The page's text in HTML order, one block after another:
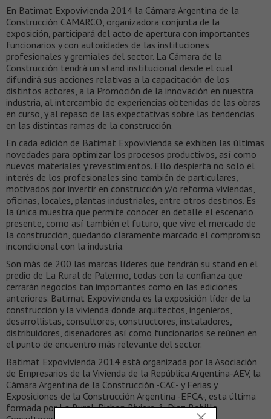
En Batimat Expovivienda 2014 la Cámara Argentina de la
Construcción CAMARCO, organizadora conjunta de la
exposición, participará del acto de apertura con importantes
funcionarios y con autoridades de las instituciones
profesionales y gremiales del sector. La Cámara de la
Construcción tendrá un stand institucional desde el cual
difundirá sus acciones relativas a la capacitación de los
distintos actores, a la Promoción de la innovación en nuestra
industria, al intercambio de experiencias obtenidas de las obras
en curso, y al repaso de las expectativas sobre las tendencias
en las distintas ramas de la construcción.
En cada edición de Batimat Expovivienda se exhiben las últimas
novedades para optimizar los procesos productivos, así como
nuevos materiales y revestimientos. Ello despierta no solo el
interés de los profesionales sino también de particulares,
motivados por invertir en construcción y/o reforma viviendas,
oficinas, locales, plantas industriales, entre otros destinos. Es
la única muestra que permite conocer en detalle el escenario
presente, como así también el futuro, que vive el mercado de
la construcción, quedando claramente marcado el compromiso
incondicional con la industria.
Son más de 200 las marcas líderes que tendrán su stand en el
predio de La Rural de Palermo, todas con la confianza que
cerrarán negocios tan importantes como en las ediciones
anteriores. Batimat Expovivienda es la exposición líder de la
construcción y la vivienda donde arquitectos, ingenieros,
desarrollistas, consultores, constructores, instaladores,
distribuidores, diseñadores así como funcionarios se reúnen en
el punto de encuentro más relevante del sector.
Batimat Expovivienda 2014 está organizada por la Asociación
de Empresarios de la Vivienda de la República Argentina-AEV, la
Cámara Argentina de la Construcción -CAC- y Ferias y
Exposiciones de la Construcción Argentina -EFCA-, esta última
formada por La Rural, Pichon Riviere & Diaz Bobillo